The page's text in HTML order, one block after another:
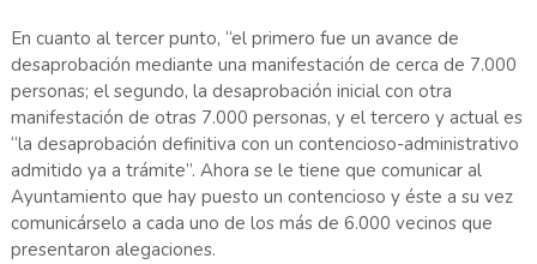
En cuanto al tercer punto, “el primero fue un avance de
desaprobación mediante una manifestación de cerca de 7.000
personas; el segundo, la desaprobación inicial con otra
manifestación de otras 7.000 personas, y el tercero y actual es
“la desaprobación definitiva con un contencioso-administrativo
admitido ya a trámite”. Ahora se le tiene que comunicar al
Ayuntamiento que hay puesto un contencioso y éste a su vez
comunicárselo a cada uno de los más de 6.000 vecinos que
presentaron alegaciones.